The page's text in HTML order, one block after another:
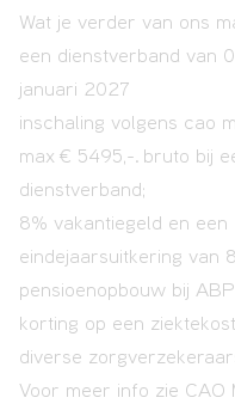
Wat je verder van ons
een dienstverband van
januari 2027
inschaling volgens cao
max € 5495,-. bruto bij
dienstverband;
8% vakantiegeld en een
eindejaarsuitkering van
pensioenopbouw bij
korting op een
diverse
Voor meer info zie CAO